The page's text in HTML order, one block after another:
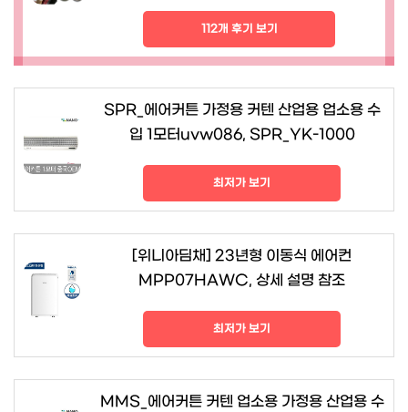
112개 후기 보기
SPR_에어커튼 가정용 커텐 산업용 업소용 수
입 1모터uvw086, SPR_YK-1000
최저가 보기
[위니아딤채] 23년형 이동식 에어컨
MPP07HAWC, 상세 설명 참조
최저가 보기
MMS_에어커튼 커텐 업소용 가정용 산업용 수